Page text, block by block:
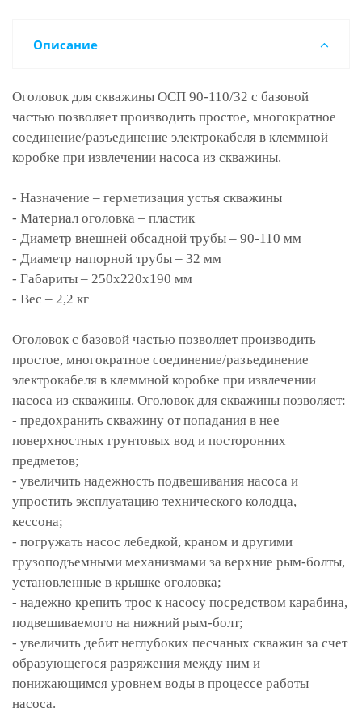
Описание
Оголовок для скважины ОСП 90-110/32 с базовой
частью позволяет производить простое, многократное
соединение/разъединение электрокабеля в клеммной
коробке при извлечении насоса из скважины.
- Назначение – герметизация устья скважины
- Материал оголовка – пластик
- Диаметр внешней обсадной трубы – 90-110 мм
- Диаметр напорной трубы – 32 мм
- Габариты – 250х220х190 мм
- Вес – 2,2 кг
Оголовок с базовой частью позволяет производить
простое, многократное соединение/разъединение
электрокабеля в клеммной коробке при извлечении
насоса из скважины. Оголовок для скважины позволяет:
- предохранить скважину от попадания в нее
поверхностных грунтовых вод и посторонних
предметов;
- увеличить надежность подвешивания насоса и
упростить эксплуатацию технического колодца,
кессона;
- погружать насос лебедкой, краном и другими
грузоподъемными механизмами за верхние рым-болты,
установленные в крышке оголовка;
- надежно крепить трос к насосу посредством карабина,
подвешиваемого на нижний рым-болт;
- увеличить дебит неглубоких песчаных скважин за счет
образующегося разряжения между ним и
понижающимся уровнем воды в процессе работы
насоса.